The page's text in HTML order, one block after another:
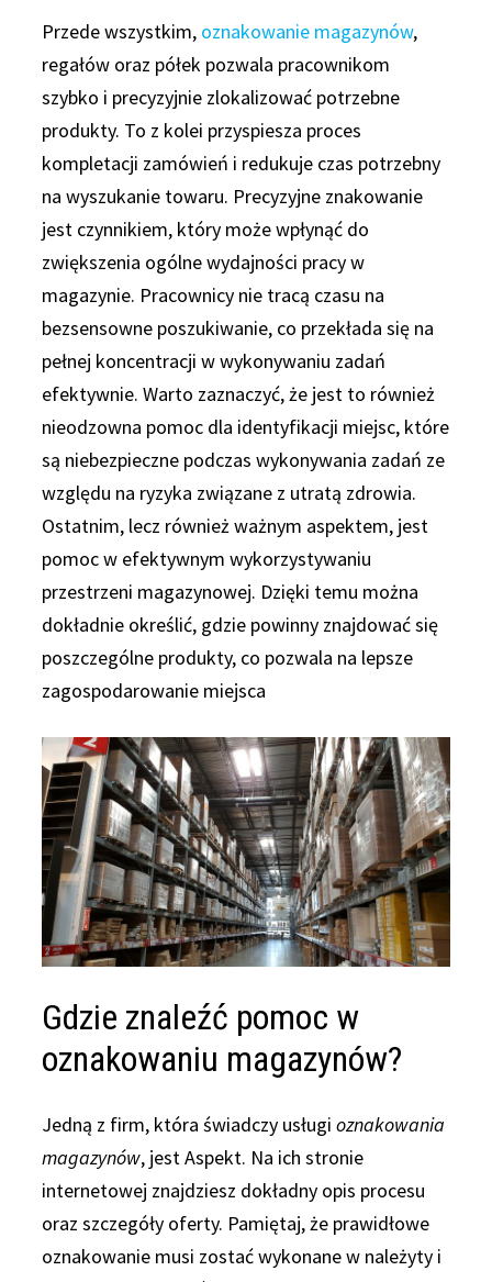
Przede wszystkim, oznakowanie magazynów,
regałów oraz półek pozwala pracownikom
szybko i precyzyjnie zlokalizować potrzebne
produkty. To z kolei przyspiesza proces
kompletacji zamówień i redukuje czas potrzebny
na wyszukanie towaru. Precyzyjne znakowanie
jest czynnikiem, który może wpłynąć do
zwiększenia ogólne wydajności pracy w
magazynie. Pracownicy nie tracą czasu na
bezsensowne poszukiwanie, co przekłada się na
pełnej koncentracji w wykonywaniu zadań
efektywnie. Warto zaznaczyć, że jest to również
nieodzowna pomoc dla identyfikacji miejsc, które
są niebezpieczne podczas wykonywania zadań ze
względu na ryzyka związane z utratą zdrowia.
Ostatnim, lecz również ważnym aspektem, jest
pomoc w efektywnym wykorzystywaniu
przestrzeni magazynowej. Dzięki temu można
dokładnie określić, gdzie powinny znajdować się
poszczególne produkty, co pozwala na lepsze
zagospodarowanie miejsca
Gdzie znaleźć pomoc w
oznakowaniu magazynów?
Jedną z firm, która świadczy usługioznakowania
magazynów, jest Aspekt. Na ich stronie
internetowej znajdziesz dokładny opis procesu
oraz szczegóły oferty. Pamiętaj, że prawidłowe
oznakowanie musi zostać wykonane w należyty i